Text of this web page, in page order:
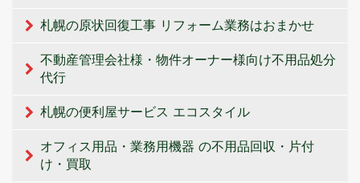
札幌の原状回復工事 リフォーム業務はおまかせ
不動産管理会社様・物件オーナー様向け不用品処分
代行
札幌の便利屋サービス エコスタイル
オフィス用品・業務用機器 の不用品回収・片付
け・買取